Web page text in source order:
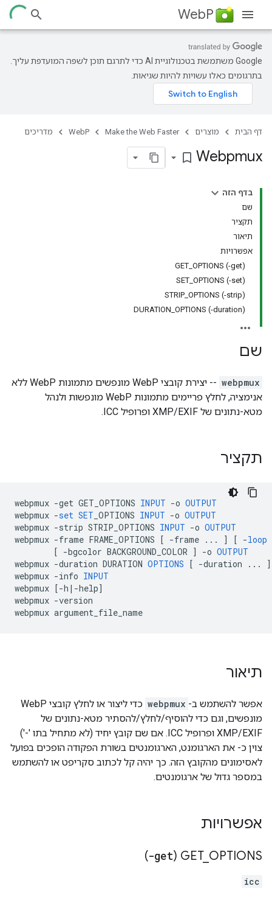
WebP
‫Google משתמשת בטכנולוגיית AI כדי לתרגם תוכן לשפה המועדפת עליך.
בתרגומים כאלו עשויות להיות שגיאות.
דף הבית מוצרים Make the Web Faster
WebP מדריכים
Webpmux
bookmark_border
בדף הזה
שם
תקציר
תיאור
אפשרויות
GET_OPTIONS (-get)
SET_OPTIONS (-set)
STRIP_OPTIONS (-strip)
DURATION_OPTIONS (-duration)
שם
webpmux
-- יצירת קובצי WebP מונפשים מתמונות WebP ללא
אנימציה, לחלץ פריימים מתמונות WebP מונפשות ולנהל
מטא-נתונים של XMP/EXIF ופרופיל ICC.
תקציר
webpmux -get GET_OPTIONS INPUT -o OUTPUT
webpmux -set SET _OPTIONS INPUT -o OUTPUT
webpmux -strip STRIP_OPTIONS INPUT -o OUTPUT
webpmux -frame FRAME_OPTIONS [ -frame ... ] [ -loop
[ -bgcolor BACKGROUND_COLOR ] -o OUTPUT
webpmux -duration DURATION OPTIONS [ -duration ...
]
webpmux -info INPUT
webpmux [-h |-help]
webpmux -version
webpmux argument_file_name
תיאור
אפשר להשתמש ב- webpmux
כדי ליצור או לחלץ קובצי WebP
מונפשים, וגם כדי להוסיף/לחלץ/להסתיר מטא-נתונים של
XMP/EXIF ופרופיל ICC. אם שם קובץ יחיד (לא מתחיל בתו '-')
צוין כ- את הארגומנט, הארגומנטים בשורת הפקודה הופכים בפועל
לאסימונים מהקובץ הזה. כך יהיה קל לכתוב סקריפט או להשתמש
במספר גדול של ארגומנטים.
אפשרויות
GET_ OPTIONS (
-get
)
icc